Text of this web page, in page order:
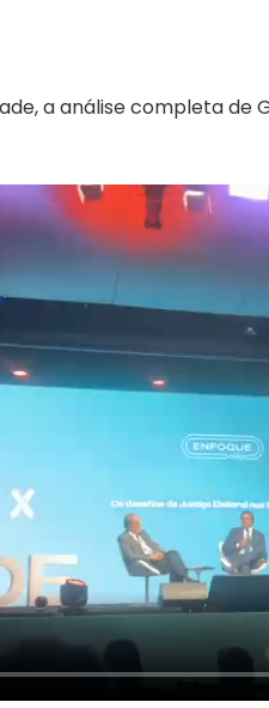
a análise completa de